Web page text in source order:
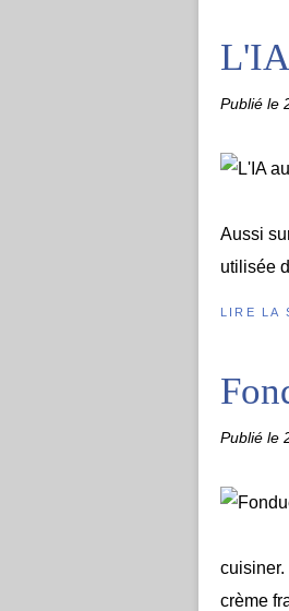
Publié le
Aussi
utilisée
LIRE LA
Publié le
cuisiner.
crème